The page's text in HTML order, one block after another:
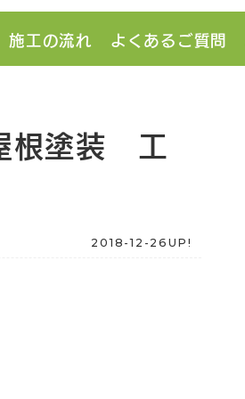
施工の流れ よくあるご質問
根塗装 工
2018-12-26UP!